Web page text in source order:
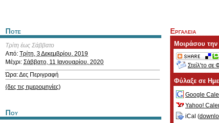
Ποτε
Τρίτη έως Σάββατο
Από: Τρίτη, 3 Δεκεμβρίου, 2019
Μέχρι: Σάββατο, 11 Ιανουαρίου, 2020
Ώρα: Δες Περιγραφή
(δες τις ημερομηνίες)
Που
Εργαλεια
Μοιράσου
Στείλ'το σε
Φύλαξε σε
Google
Yahoo!
iCal (